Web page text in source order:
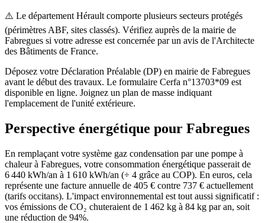
⚠️ Le département Hérault comporte plusieurs secteurs protégés
(périmètres ABF, sites classés). Vérifiez auprès de la mairie de
Fabregues si votre adresse est concernée par un avis de l'Architecte
des Bâtiments de France.
Déposez votre Déclaration Préalable (DP) en mairie de Fabregues
avant le début des travaux. Le formulaire Cerfa n°13703*09 est
disponible en ligne. Joignez un plan de masse indiquant
l'emplacement de l'unité extérieure.
Perspective énergétique pour Fabregues
En remplaçant votre système gaz condensation par une pompe à
chaleur à Fabregues, votre consommation énergétique passerait de
6 440 kWh/an à 1 610 kWh/an (÷ 4 grâce au COP). En euros, cela
représente une facture annuelle de 405 € contre 737 € actuellement
(tarifs occitans). L'impact environnemental est tout aussi significatif :
vos émissions de CO₂ chuteraient de 1 462 kg à 84 kg par an, soit
une réduction de 94%.